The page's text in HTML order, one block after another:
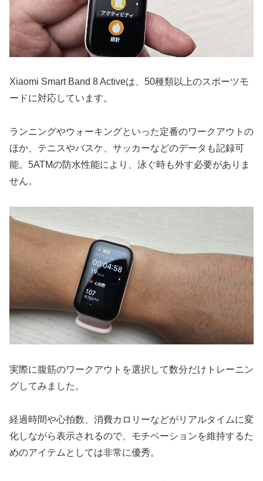
Xiaomi Smart Band 8 Activeは、50種類以上のスポーツモ
ードに対応しています。
ランニングやウォーキングといった定番のワークアウトの
ほか、テニスやバスケ、サッカーなどのデータも記録可
能。5ATMの防水性能により、泳ぐ時も外す必要がありま
せん。
実際に腹筋のワークアウトを選択して数分だけトレーニン
グしてみました。
経過時間や心拍数、消費カロリーなどがリアルタイムに変
化しながら表示されるので、モチベーションを維持するた
めのアイテムとしては非常に優秀。